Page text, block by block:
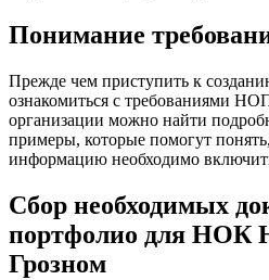
Понимание
Прежде чем приступить к
ознакомиться с требованиями
организации можно найти
примеры, которые помогут
информацию необходимо
Сбор необходимых
портфолио для
Грозном